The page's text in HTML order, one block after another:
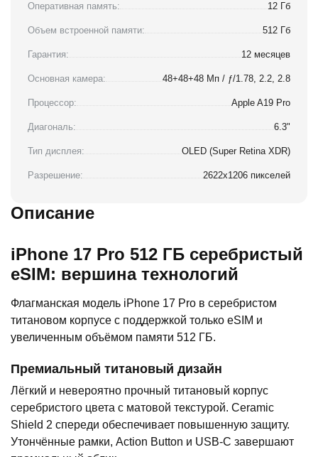
Оперативная память: 12 Гб
Объем встроенной памяти: 512 Гб
Гарантия: 12 месяцев
Основная камера: 48+48+48 Мп / ƒ/1.78, 2.2, 2.8
Процессор: Apple A19 Pro
Диагональ: 6.3"
Тип дисплея: OLED (Super Retina XDR)
Разрешение: 2622x1206 пикселей
Описание
iPhone 17 Pro 512 ГБ серебристый
eSIM: вершина технологий
Флагманская модель iPhone 17 Pro в серебристом
титановом корпусе с поддержкой только eSIM и
увеличенным объёмом памяти 512 ГБ.
Премиальный титановый дизайн
Лёгкий и невероятно прочный титановый корпус
серебристого цвета с матовой текстурой. Ceramic
Shield 2 спереди обеспечивает повышенную защиту.
Утончённые рамки, Action Button и USB-C завершают